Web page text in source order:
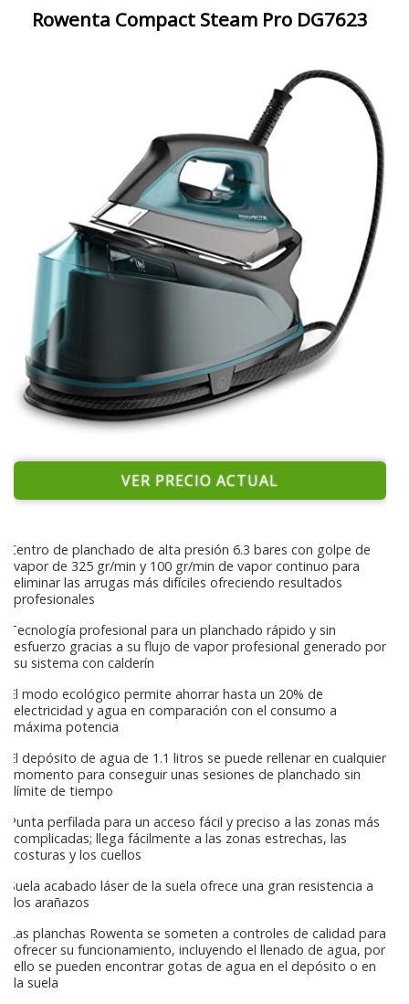
Rowenta Compact Steam Pro DG7623
VER PRECIO ACTUAL
Centro de planchado de alta presión 6.3 bares con golpe de
vapor de 325 gr/min y 100 gr/min de vapor continuo para
eliminar las arrugas más difíciles ofreciendo resultados
profesionales
Tecnología profesional para un planchado rápido y sin
esfuerzo gracias a su flujo de vapor profesional generado por
su sistema con calderín
El modo ecológico permite ahorrar hasta un 20% de
electricidad y agua en comparación con el consumo a
máxima potencia
El depósito de agua de 1.1 litros se puede rellenar en cualquier
momento para conseguir unas sesiones de planchado sin
límite de tiempo
Punta perfilada para un acceso fácil y preciso a las zonas más
complicadas; llega fácilmente a las zonas estrechas, las
costuras y los cuellos
Suela acabado láser de la suela ofrece una gran resistencia a
los arañazos
Las planchas Rowenta se someten a controles de calidad para
ofrecer su funcionamiento, incluyendo el llenado de agua, por
ello se pueden encontrar gotas de agua en el depósito o en
la suela